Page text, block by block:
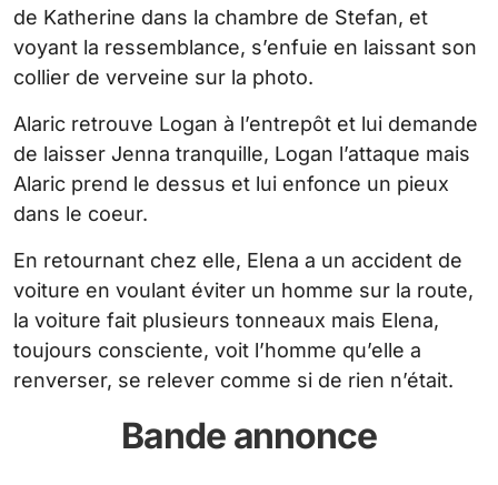
de Katherine dans la chambre de Stefan, et
voyant la ressemblance, s’enfuie en laissant son
collier de verveine sur la photo.
Alaric retrouve Logan à l’entrepôt et lui demande
de laisser Jenna tranquille, Logan l’attaque mais
Alaric prend le dessus et lui enfonce un pieux
dans le coeur.
En retournant chez elle, Elena a un accident de
voiture en voulant éviter un homme sur la route,
la voiture fait plusieurs tonneaux mais Elena,
toujours consciente, voit l’homme qu’elle a
renverser, se relever comme si de rien n’était.
Bande annonce